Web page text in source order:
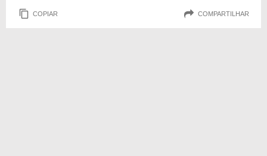
COPIAR COMPARTILHAR